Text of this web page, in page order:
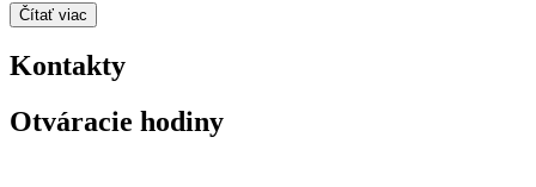
Čítať viac
Kontakty
Otváracie hodiny